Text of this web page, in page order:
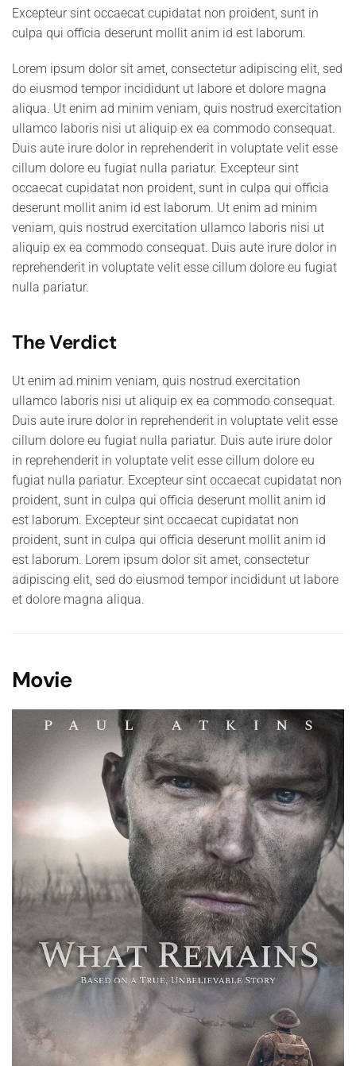
Excepteur sint occaecat cupidatat non proident, sunt in
culpa qui officia deserunt mollit anim id est laborum.
Lorem ipsum dolor sit amet, consectetur adipiscing elit, sed
do eiusmod tempor incididunt ut labore et dolore magna
aliqua. Ut enim ad minim veniam, quis nostrud exercitation
ullamco laboris nisi ut aliquip ex ea commodo consequat.
Duis aute irure dolor in reprehenderit in voluptate velit esse
cillum dolore eu fugiat nulla pariatur. Excepteur sint
occaecat cupidatat non proident, sunt in culpa qui officia
deserunt mollit anim id est laborum. Ut enim ad minim
veniam, quis nostrud exercitation ullamco laboris nisi ut
aliquip ex ea commodo consequat. Duis aute irure dolor in
reprehenderit in voluptate velit esse cillum dolore eu fugiat
nulla pariatur.
The Verdict
Ut enim ad minim veniam, quis nostrud exercitation
ullamco laboris nisi ut aliquip ex ea commodo consequat.
Duis aute irure dolor in reprehenderit in voluptate velit esse
cillum dolore eu fugiat nulla pariatur. Duis aute irure dolor
in reprehenderit in voluptate velit esse cillum dolore eu
fugiat nulla pariatur. Excepteur sint occaecat cupidatat non
proident, sunt in culpa qui officia deserunt mollit anim id
est laborum. Excepteur sint occaecat cupidatat non
proident, sunt in culpa qui officia deserunt mollit anim id
est laborum. Lorem ipsum dolor sit amet, consectetur
adipiscing elit, sed do eiusmod tempor incididunt ut labore
et dolore magna aliqua.
Movie